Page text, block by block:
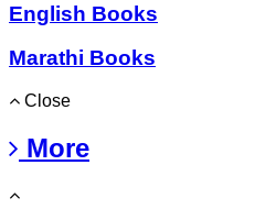
English Books
Marathi Books
Close
More